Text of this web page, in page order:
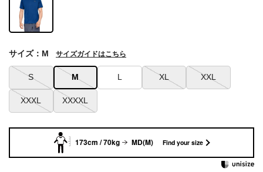
S M L XL XXL
XXXL XXXXL
サイズ：M サイズガイドはこちら
173cm / 70kg MD(M) Find your size